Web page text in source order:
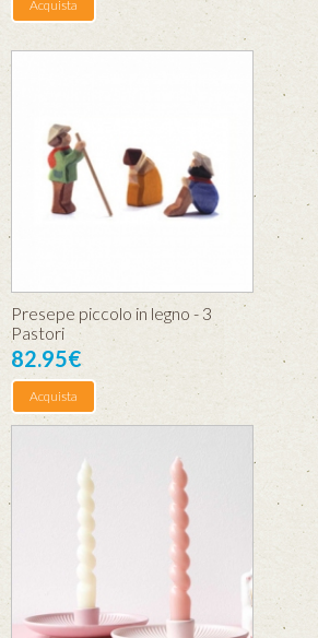
Acquista
Presepe piccolo in legno - 3
Pastori
82.95€
Acquista